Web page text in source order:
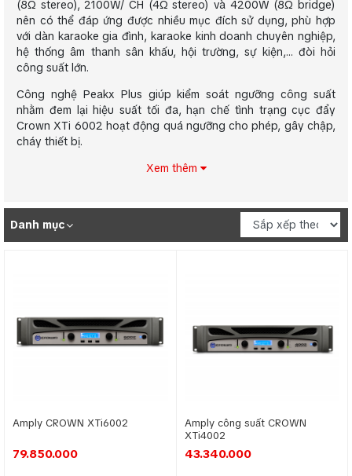
(8Ω stereo), 2100W/ CH (4Ω stereo) và 4200W (8Ω bridge)
nên có thể đáp ứng được nhiều mục đích sử dụng, phù hợp
với dàn karaoke gia đình, karaoke kinh doanh chuyên nghiệp,
hệ thống âm thanh sân khấu, hội trường, sự kiện,… đòi hỏi
công suất lớn.
Công nghệ Peakx Plus giúp kiểm soát ngưỡng công suất
nhằm đem lại hiệu suất tối đa, hạn chế tình trạng cục đẩy
Crown XTi 6002 hoạt động quá ngưỡng cho phép, gây chập,
cháy thiết bị.
Xem thêm
Danh mục
Amply CROWN XTi6002
79.850.000
Amply công suất CROWN
XTi4002
43.340.000